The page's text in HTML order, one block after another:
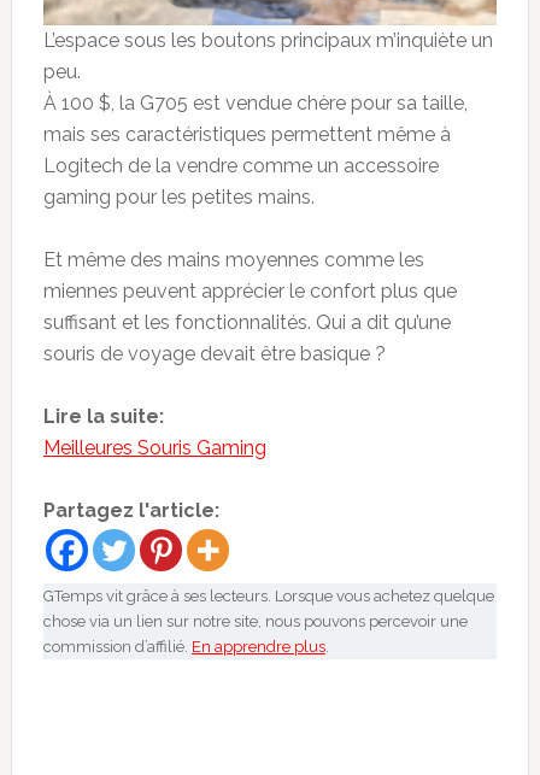
L’espace sous les boutons principaux m’inquiète un
peu.
À 100 $, la G705 est vendue chère pour sa taille,
mais ses caractéristiques permettent même à
Logitech de la vendre comme un accessoire
gaming pour les petites mains.
Et même des mains moyennes comme les
miennes peuvent apprécier le confort plus que
suffisant et les fonctionnalités. Qui a dit qu’une
souris de voyage devait être basique ?
Lire la suite:
Meilleures Souris Gaming
Partagez l'article:
GTemps vit grâce à ses lecteurs. Lorsque vous achetez quelque
chose via un lien sur notre site, nous pouvons percevoir une
commission d’affilié. En apprendre plus.